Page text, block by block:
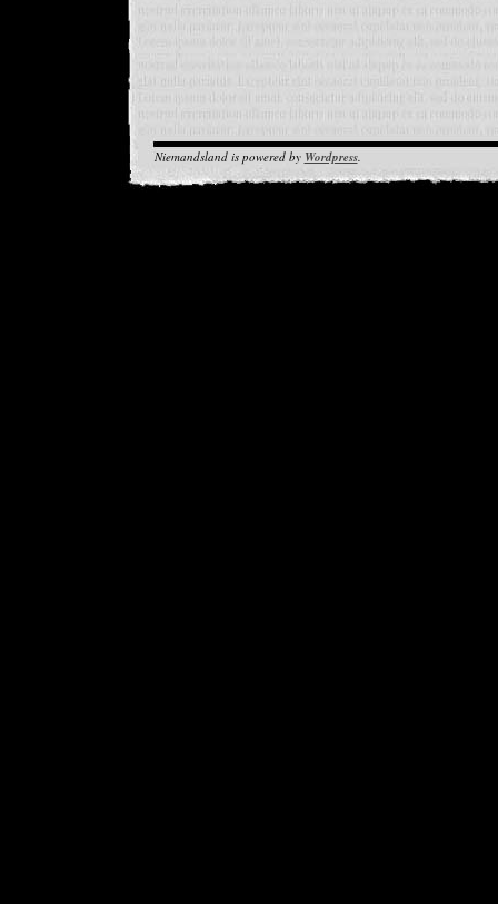
Niemandsland is powered by Wordpress.